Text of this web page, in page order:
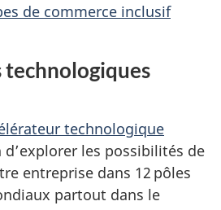
de commerce inclusif
technologique
d’explorer les possibilités de
entreprise dans 12 pôles
partout dans le